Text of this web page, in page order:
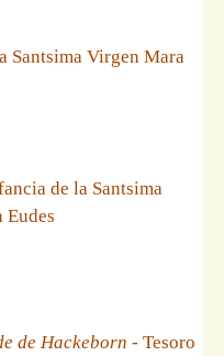
Santsima Virgen Mara
de la Santsima
Eudes
de Hackeborn - Tesoro